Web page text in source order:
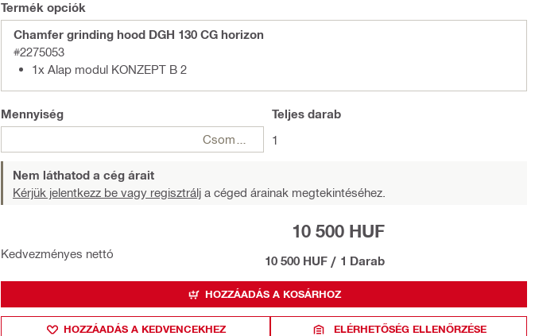
Termék opciók
Chamfer grinding hood DGH 130 CG horizon
#2275053
1x Alap modul KONZEPT B 2
Mennyiség
Teljes darab
1
Nem láthatod a cég árait
Kérjük jelentkezz be vagy regisztrálj a céged árainak megtekintéséhez.
Kedvezményes nettó
10 500 HUF
10 500 HUF / 1 Darab
HOZZÁADÁS A KOSÁRHOZ
HOZZÁADÁS A KEDVENCEKHEZ ELÉRHETŐSÉG ELLENŐRZÉSE